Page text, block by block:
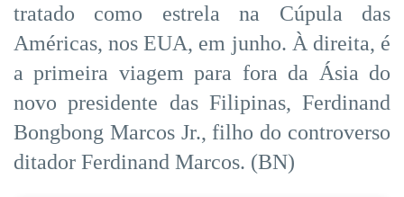
tratado como estrela na Cúpula das
Américas, nos EUA, em junho. À direita, é
a primeira viagem para fora da Ásia do
novo presidente das Filipinas, Ferdinand
Bongbong Marcos Jr., filho do controverso
ditador Ferdinand Marcos. (BN)